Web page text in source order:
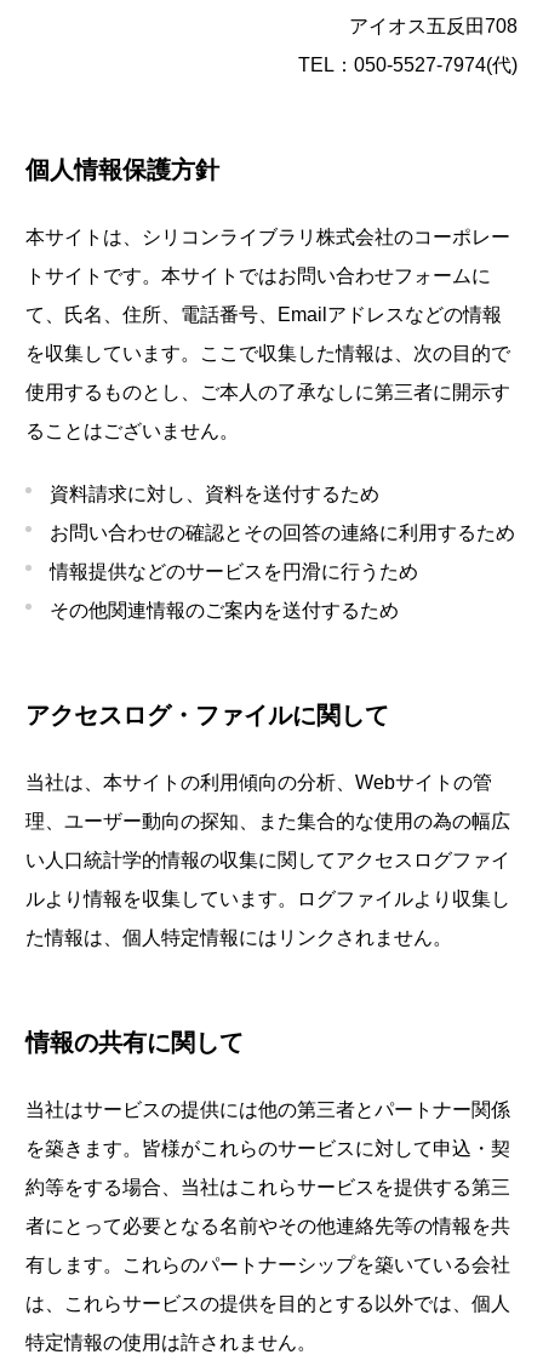
アイオス五反田708
TEL：050-5527-7974(代)
個人情報保護方針
本サイトは、シリコンライブラリ株式会社のコーポレー
トサイトです。本サイトではお問い合わせフォームに
て、氏名、住所、電話番号、Emailアドレスなどの情報
を収集しています。ここで収集した情報は、次の目的で
使用するものとし、ご本人の了承なしに第三者に開示す
ることはございません。
資料請求に対し、資料を送付するため
お問い合わせの確認とその回答の連絡に利用するため
情報提供などのサービスを円滑に行うため
その他関連情報のご案内を送付するため
アクセスログ・ファイルに関して
当社は、本サイトの利用傾向の分析、Webサイトの管
理、ユーザー動向の探知、また集合的な使用の為の幅広
い人口統計学的情報の収集に関してアクセスログファイ
ルより情報を収集しています。ログファイルより収集し
た情報は、個人特定情報にはリンクされません。
情報の共有に関して
当社はサービスの提供には他の第三者とパートナー関係
を築きます。皆様がこれらのサービスに対して申込・契
約等をする場合、当社はこれらサービスを提供する第三
者にとって必要となる名前やその他連絡先等の情報を共
有します。これらのパートナーシップを築いている会社
は、これらサービスの提供を目的とする以外では、個人
特定情報の使用は許されません。